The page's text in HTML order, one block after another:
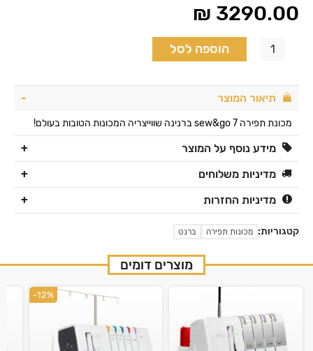
₪ 3290.00
הוספה לסל
תיאור המוצר
מכונת תפירה 7 sew&go ברנינה שווייצריה המכונות הטובות בעולם!
מידע נוסף על המוצר
מדיניות משלוחים
מדיניות החזרות
קטגוריות: מכונות תפירה ברנט
מוצרים דומים
-12%